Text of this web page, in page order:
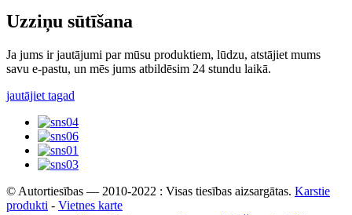
Uzziņu sūtīšana
Ja jums ir jautājumi par mūsu produktiem, lūdzu, atstājiet mums
savu e-pastu, un mēs jums atbildēsim 24 stundu laikā.
jautājiet tagad
© Autortiesības — 2010-2022 : Visas tiesības aizsargātas. Karstie
produkti - Vietnes karte